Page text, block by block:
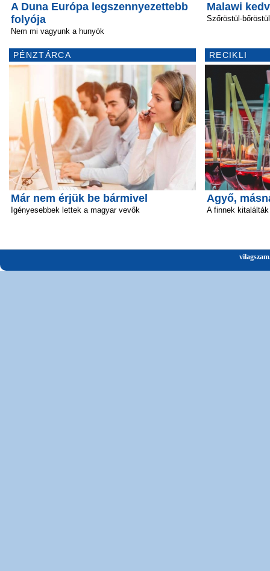
A Duna Európa legszennyezettebb
folyója
Nem mi vagyunk a hunyók
PÉNZTÁRCA
Már nem érjük be bármivel
Igényesebbek lettek a magyar vevők
Malawi
Szőröstül-
RECIKLI
Agyő,
A finnek kitalálták